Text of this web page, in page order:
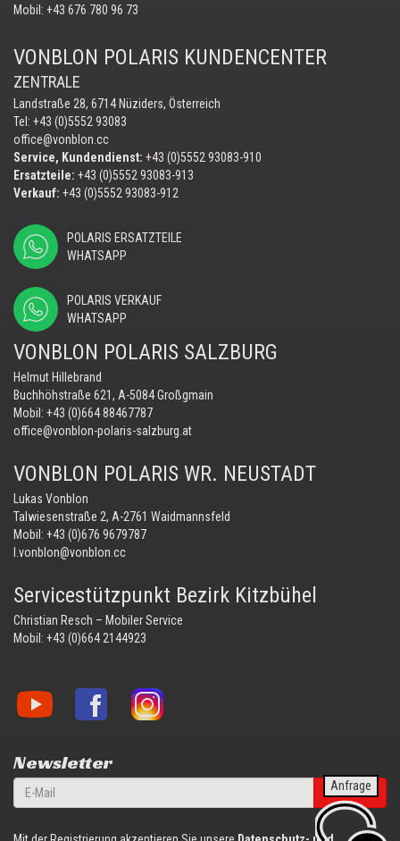
Mobil: +43 676 780 96 73
VONBLON POLARIS KUNDENCENTER
ZENTRALE
Landstraße 28, 6714 Nüziders, Österreich
Tel: +43 (0)5552 93083
office@vonblon.cc
Service, Kundendienst: +43 (0)5552 93083-910
Ersatzteile: +43 (0)5552 93083-913
Verkauf: +43 (0)5552 93083-912
POLARIS ERSATZTEILE
WHATSAPP
POLARIS VERKAUF
WHATSAPP
VONBLON POLARIS SALZBURG
Helmut Hillebrand
Buchhöhstraße 621, A-5084 Großgmain
Mobil: +43 (0)664 88467787
office@vonblon-polaris-salzburg.at
VONBLON POLARIS WR. NEUSTADT
Lukas Vonblon
Talwiesenstraße 2, A-2761 Waidmannsfeld
Mobil: +43 (0)676 9679787
l.vonblon@vonblon.cc
Servicestützpunkt Bezirk Kitzbühel
Christian Resch – Mobiler Service
Mobil: +43 (0)664 2144923
Vonblon
auf
Vonblon
Vonblon
auf
Newsletter
anmelden
Anfrage